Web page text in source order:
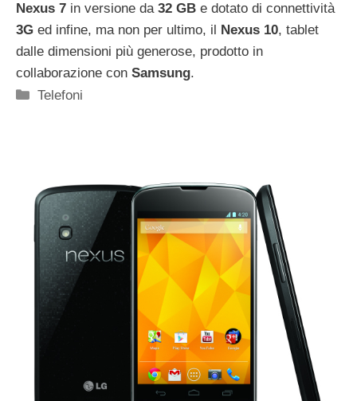
Nexus 7 in versione da 32 GB e dotato di connettività
3G ed infine, ma non per ultimo, il Nexus 10, tablet
dalle dimensioni più generose, prodotto in
collaborazione con Samsung.
Categorie
Telefoni